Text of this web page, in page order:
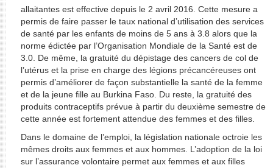
allaitantes est effective depuis le 2 avril 2016. Cette mesure a
permis de faire passer le taux national d’utilisation des services
de santé par les enfants de moins de 5 ans à 3.8 alors que la
norme édictée par l’Organisation Mondiale de la Santé est de
3.0. De même, la gratuité du dépistage des cancers de col de
l’utérus et la prise en charge des légions précancéreuses ont
permis d’améliorer de façon substantielle la santé de la femme
et de la jeune fille au Burkina Faso. Du reste, la gratuité des
produits contraceptifs prévue à partir du deuxième semestre de
cette année est fortement attendue des femmes et des filles.
Dans le domaine de l’emploi, la législation nationale octroie les
mêmes droits aux femmes et aux hommes. L’adoption de la loi
sur l’assurance volontaire permet aux femmes et aux filles